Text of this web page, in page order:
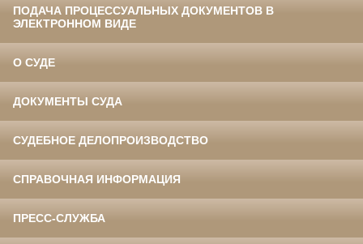
ПОДАЧА ПРОЦЕССУАЛЬНЫХ ДОКУМЕНТОВ В
ЭЛЕКТРОННОМ ВИДЕ
О СУДЕ
ДОКУМЕНТЫ СУДА
СУДЕБНОЕ ДЕЛОПРОИЗВОДСТВО
СПРАВОЧНАЯ ИНФОРМАЦИЯ
ПРЕСС-СЛУЖБА